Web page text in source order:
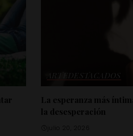
ARTE DESTACADOS
La esperanza más
la desesperación